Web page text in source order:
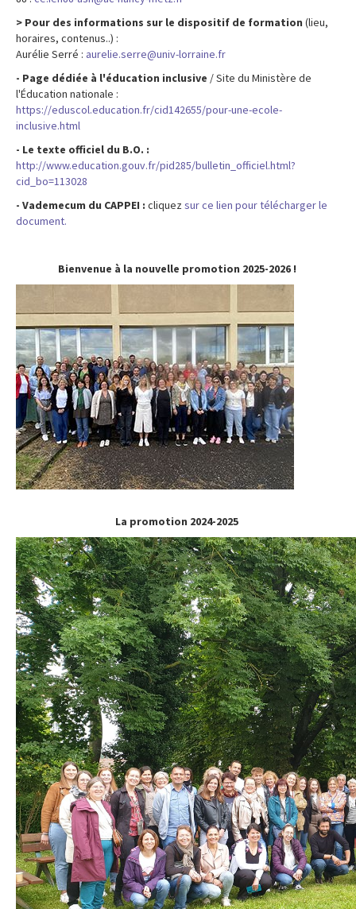
> Pour des informations sur le dispositif de formation (lieu,
horaires, contenus..) :
Aurélie Serré : aurelie.serre@univ-lorraine.fr
- Page dédiée à l'éducation inclusive / Site du Ministère de
l'Éducation nationale :
https://eduscol.education.fr/cid142655/pour-une-ecole-
inclusive.html
- Le texte officiel du B.O. :
http://www.education.gouv.fr/pid285/bulletin_officiel.html?
cid_bo=113028
- Vademecum du CAPPEI : cliquez sur ce lien pour télécharger le
document.
Bienvenue à la nouvelle promotion 2025-2026 !
La promotion 2024-2025